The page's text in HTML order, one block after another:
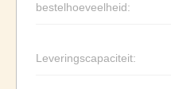
bestelhoeveelheid:
Leveringscapaciteit: